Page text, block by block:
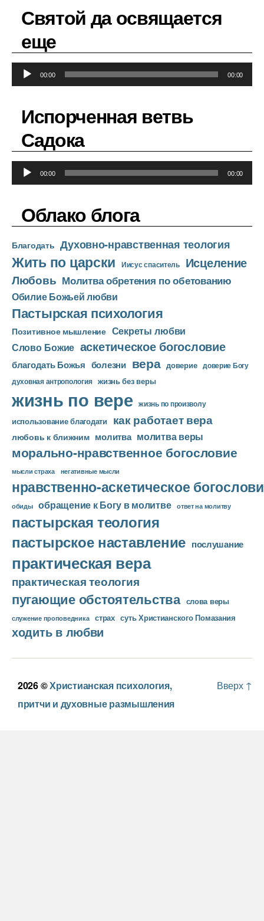
Святой да освящается
еще
у
л
00:00 00:00
Испорченная ветвь
Садока
у
о
п
л
е
е
р
00:00 00:00
Облако блога
Благодать Духовно-нравственная теология
Жить по царски Иисус спаситель Исцеление
Любовь Молитва обретения по обетованию
Обилие Божьей любви
Пастырская психология
Позитивное мышление Секреты любви
Слово Божие аскетическое богословие
благодать Божья болезни вера доверие доверие Богу
духовная антропология жизнь без веры
жизнь по вере жизнь по произволу
использование благодати как работает вера
любовь к ближним молитва молитва веры
морально-нравственное богословие
мысли страха негативные мысли
нравственно-аскетическое
обиды обращение к Богу в молитве ответ на молитву
пастырская теология
пастырское наставление послушание
практическая вера
практическая теология
пугающие обстоятельства слова веры
служение проповедника страх суть Христианского Помазания
ходить в любви
2026 ©Христианская психология,
притчи и духовные размышления
Вверх ↑